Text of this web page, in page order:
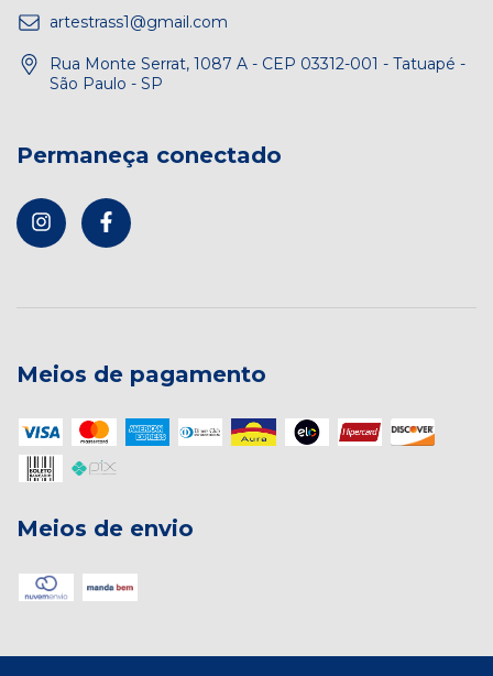
artestrass1@gmail.com
Rua Monte Serrat, 1087 A - CEP 03312-001 - Tatuapé -
São Paulo - SP
Permaneça conectado
Meios de pagamento
Meios de envio